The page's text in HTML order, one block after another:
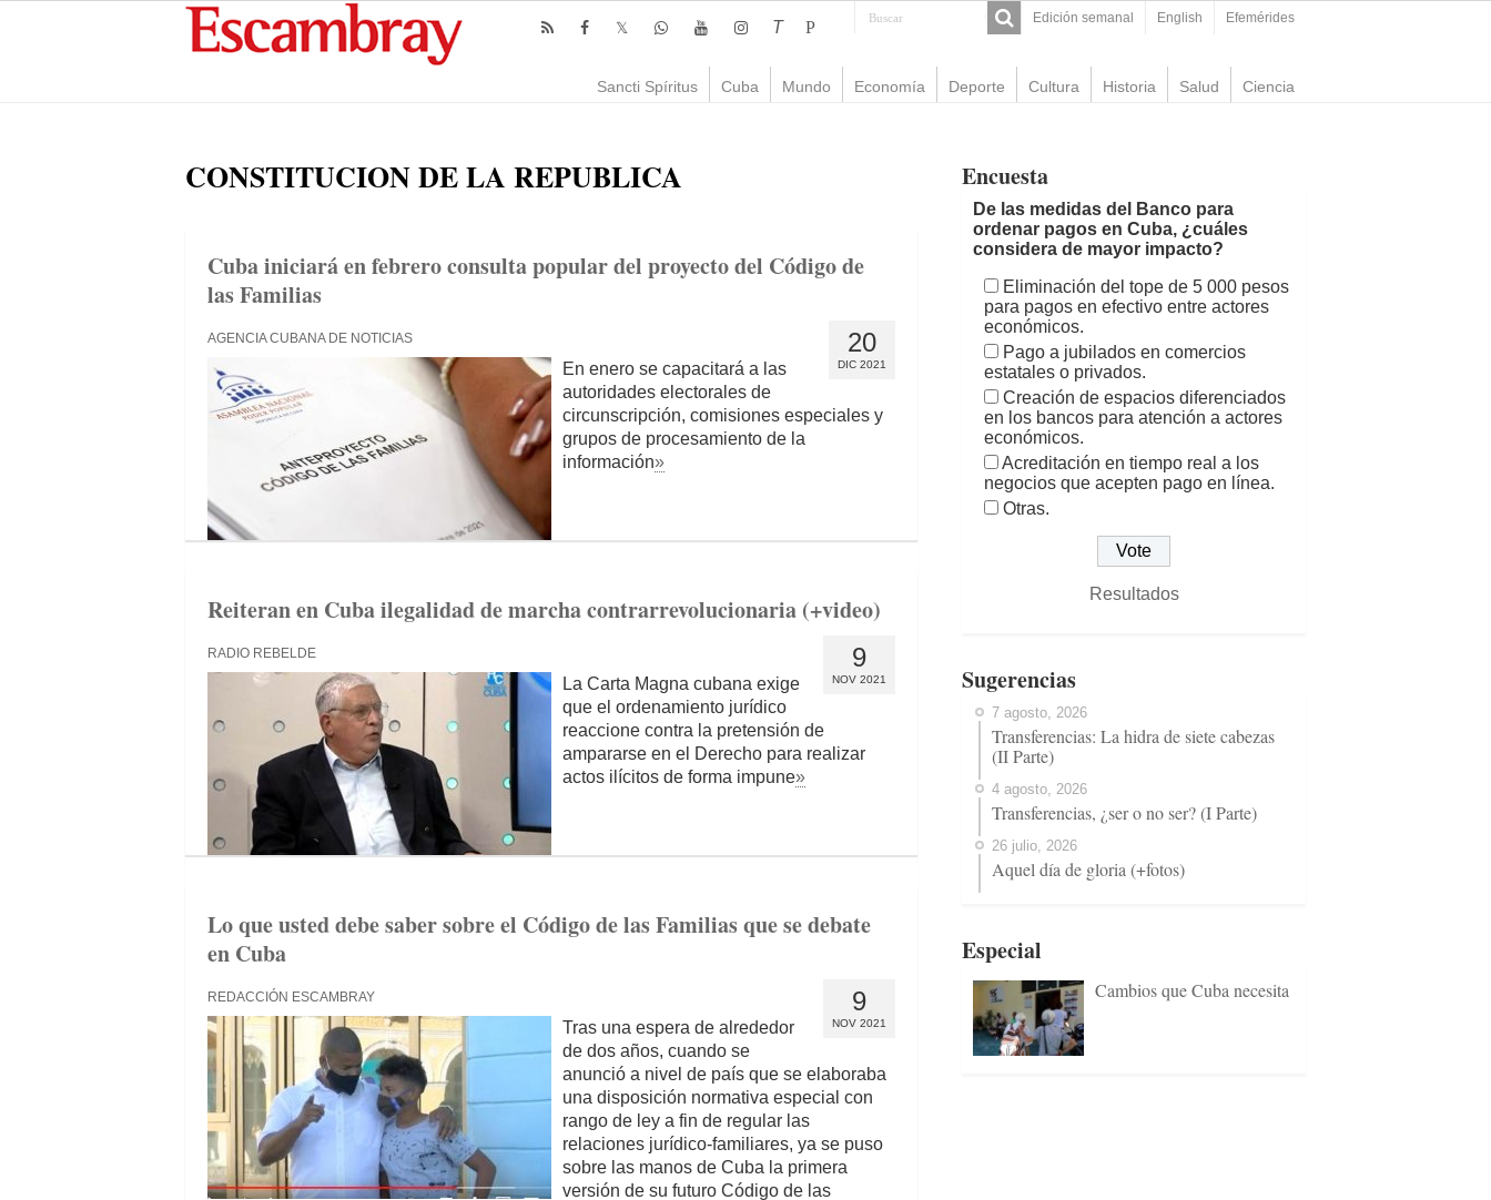
Edición semanal English Efemérides
T P
Sancti Spíritus Cuba Mundo Economía Deporte Cultura Historia Salud Ciencia
CONSTITUCION DE LA REPUBLICA
Cuba iniciará en febrero consulta popular del proyecto del Código de
las Familias
20
DIC 2021
AGENCIA CUBANA DE NOTICIAS
En enero se capacitará a las
autoridades electorales de
circunscripción, comisiones especiales y
grupos de procesamiento de la
información»
Reiteran en Cuba ilegalidad de marcha contrarrevolucionaria (+video)
9
NOV 2021
RADIO REBELDE
La Carta Magna cubana exige
que el ordenamiento jurídico
reaccione contra la pretensión de
ampararse en el Derecho para realizar
actos ilícitos de forma impune»
Lo que usted debe saber sobre el Código de las Familias que se debate
en Cuba
9
NOV 2021
REDACCIÓN ESCAMBRAY
Tras una espera de alrededor
de dos años, cuando se
anunció a nivel de país que se elaboraba
una disposición normativa especial con
rango de ley a fin de regular las
relaciones jurídico-familiares, ya se puso
sobre las manos de Cuba la primera
versión de su futuro Código de las
Encuesta
De las medidas del Banco para
ordenar pagos en Cuba, ¿cuáles
considera de mayor impacto?
Eliminación del tope de 5 000 pesos
para pagos en efectivo entre actores
económicos.
Pago a jubilados en comercios
estatales o privados.
Creación de espacios diferenciados
en los bancos para atención a actores
económicos.
Acreditación en tiempo real a los
negocios que acepten pago en línea.
Otras.
Resultados
Sugerencias
7 agosto, 2026
Transferencias: La hidra de siete cabezas
(II Parte)
4 agosto, 2026
Transferencias, ¿ser o no ser? (I Parte)
26 julio, 2026
Aquel día de gloria (+fotos)
Especial
Cambios que Cuba necesita